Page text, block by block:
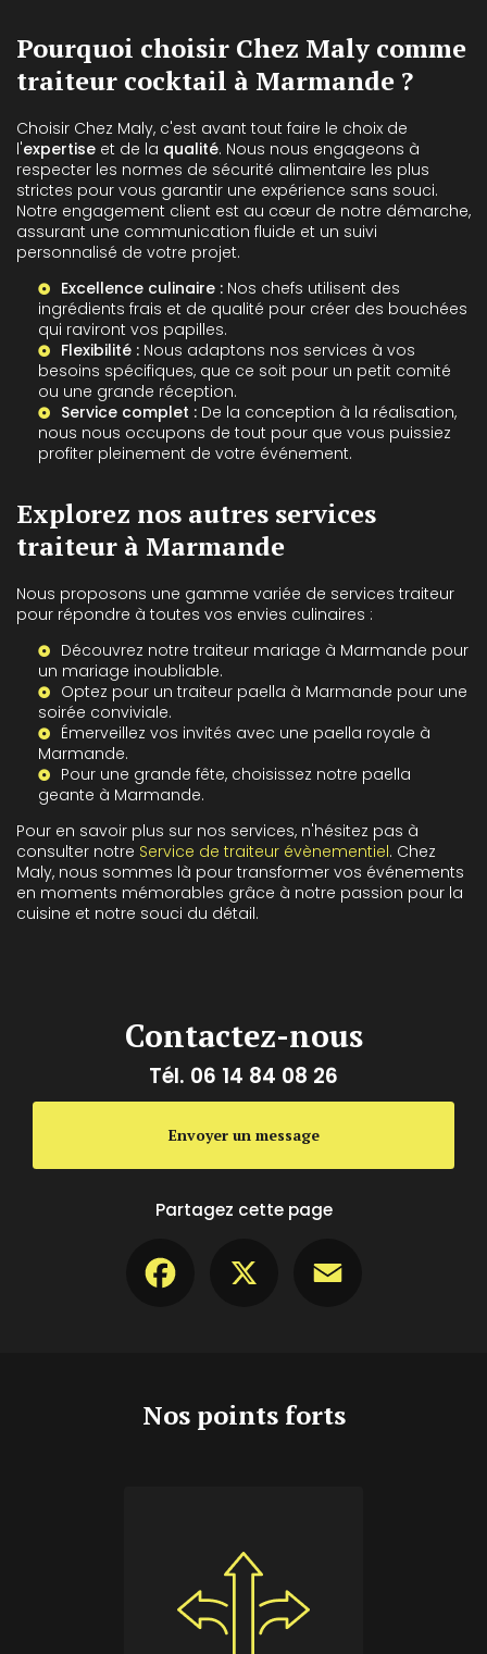
Pourquoi choisir Chez Maly comme
traiteur cocktail à Marmande ?
Choisir Chez Maly, c'est avant tout faire le choix de
l'expertise et de la qualité. Nous nous engageons à
respecter les normes de sécurité alimentaire les plus
strictes pour vous garantir une expérience sans souci.
Notre engagement client est au cœur de notre démarche,
assurant une communication fluide et un suivi
personnalisé de votre projet.
Excellence culinaire : Nos chefs utilisent des
ingrédients frais et de qualité pour créer des bouchées
qui raviront vos papilles.
Flexibilité : Nous adaptons nos services à vos
besoins spécifiques, que ce soit pour un petit comité
ou une grande réception.
Service complet : De la conception à la réalisation,
nous nous occupons de tout pour que vous puissiez
profiter pleinement de votre événement.
Explorez nos autres services
traiteur à Marmande
Nous proposons une gamme variée de services traiteur
pour répondre à toutes vos envies culinaires :
Découvrez notre traiteur mariage à Marmande pour
un mariage inoubliable.
Optez pour un traiteur paella à Marmande pour une
soirée conviviale.
Émerveillez vos invités avec une paella royale à
Marmande.
Pour une grande fête, choisissez notre paella
geante à Marmande.
Pour en savoir plus sur nos services, n'hésitez pas à
consulter notre Service de traiteur évènementiel. Chez
Maly, nous sommes là pour transformer vos événements
en moments mémorables grâce à notre passion pour la
cuisine et notre souci du détail.
Contactez-nous
Tél. 06 14 84 08 26
Envoyer un message
Partagez cette page
Nos points forts